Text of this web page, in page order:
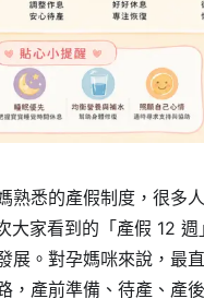
熟悉的產假制度，很多
大家看到的「產假 12
展。對孕媽咪來說，最
，產前準備、待產、產